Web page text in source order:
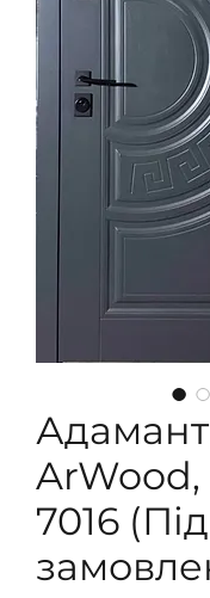
ArWood,
7016 (Під